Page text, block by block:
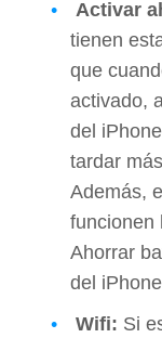
Activar
tienen
que
activado,
del
tardar
Además,
funcionen
Ahorrar
del
Wifi: Si